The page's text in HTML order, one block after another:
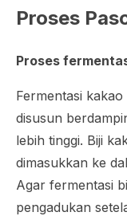
Proses
Proses
Fermentasi
disusun
lebih tinggi. Biji
dimasukkan ke
Agar fermentasi
pengadukan